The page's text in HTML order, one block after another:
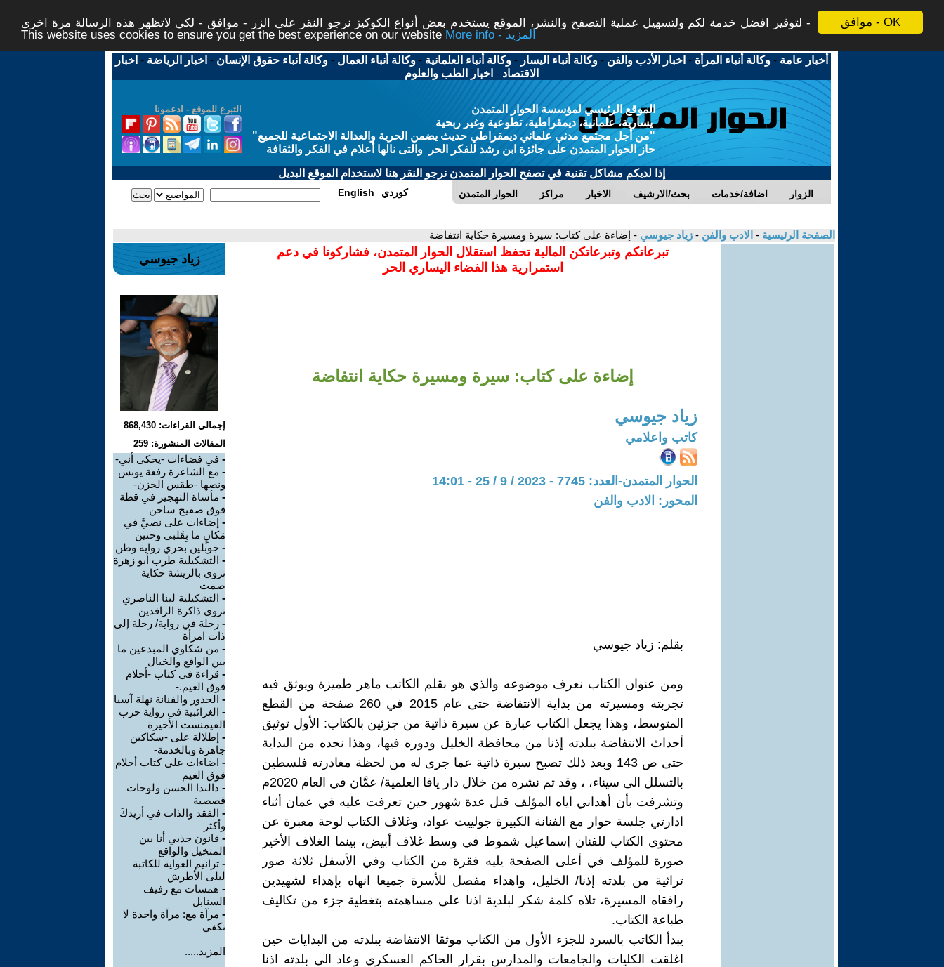
موافق - OK
لتوفير افضل خدمة لكم ولتسهيل عملية التصفح والنشر، الموقع يستخدم بعض أنواع الكوكيز نرجو النقر على الزر - موافق - لكي لاتظهر هذه الرسالة مرة اخرى -
This website uses cookies to ensure you get the best experience on our website
More info - المزيد
أخبار عامة -وكالة أنباء المرأة - اخبار الأدب والفن -وكالة أنباء اليسار -وكالة أنباء العلمانية -وكالة أنباء العمال -وكالة أنباء حقوق الإنسان - اخبار الرياضة - اخبار
الاقتصاد - اخبار الطب والعلوم
التبرع للموقع - ادعمونا
الموقع الرئيسي لمؤسسة الحوار المتمدن
يسارية، علمانية، ديمقراطية، تطوعية وغير ربحية
"من أجل مجتمع مدني علماني ديمقراطي حديث يضمن الحرية والعدالة الاجتماعية للجميع"
حاز الحوار المتمدن على جائزة ابن رشد للفكر الحر والتى نالها أعلام في الفكر والثقافة
إذا لديكم مشاكل تقنية في تصفح الحوار المتمدن نرجو النقر هنا لاستخدام الموقع البديل
الحوار المتمدن مراكز الاخبار بحث/الارشيف اضافة/خدمات الزوار English كوردي
الصفحة الرئيسية - الادب والفن - زياد جيوسي - إضاءة على كتاب: سيرة ومسيرة حكاية انتفاضة
تبرعاتكم وتبرعاتكن المالية تحفظ استقلال الحوار المتمدن، فشاركونا في دعم
استمرارية هذا الفضاء اليساري الحر
إضاءة على كتاب: سيرة ومسيرة حكاية انتفاضة
زياد جيوسي
كاتب واعلامي
الحوار المتمدن-العدد: 7745 - 2023 / 9 / 25 - 14:01
المحور: الادب والفن
بقلم: زياد جيوسي
ومن عنوان الكتاب نعرف موضوعه والذي هو بقلم الكاتب ماهر طميزة ويوثق فيه
تجربته ومسيرته من بداية الانتفاضة حتى عام 2015 في 260 صفحة من القطع
المتوسط، وهذا يجعل الكتاب عبارة عن سيرة ذاتية من جزئين بالكتاب: الأول توثيق
أحداث الانتفاضة ببلدته إذنا من محافظة الخليل ودوره فيها، وهذا نجده من البداية
حتى ص 143 وبعد ذلك تصبح سيرة ذاتية عما جرى له من لحظة مغادرته فلسطين
بالتسلل الى سيناء، ، وقد تم نشره من خلال دار يافا العلمية/ عمَّان في العام 2020م
وتشرفت بأن أهداني اياه المؤلف قبل عدة شهور حين تعرفت عليه في عمان أثناء
ادارتي جلسة حوار مع الفنانة الكبيرة جولييت عواد، وغلاف الكتاب لوحة معبرة عن
محتوى الكتاب للفنان إسماعيل شموط في وسط غلاف أبيض، بينما الغلاف الأخير
صورة للمؤلف في أعلى الصفحة يليه فقرة من الكتاب وفي الأسفل ثلاثة صور
تراثية من بلدته إذنا/ الخليل، واهداء مفصل للأسرة جميعا انهاه بإهداء لشهيدين
رافقاه المسيرة، تلاه كلمة شكر لبلدية اذنا على مساهمته بتغطية جزء من تكاليف
طباعة الكتاب.
يبدأ الكاتب بالسرد للجزء الأول من الكتاب موثقا الانتفاضة ببلدته من البدايات حين
اغلقت الكليات والجامعات والمدارس بقرار الحاكم العسكري وعاد الى بلدته اذنا
زياد جيوسي
إجمالي القراءات: 868,430
المقالات المنشورة: 259
- في فضاءات -يحكى أني-
- مع الشاعرة رفعة يونس
ونصها -طقس الحزن-
- مأساة التهجير في قطة
فوق صفيح ساخن
- إضاءات على نصيَّ في
مَكانٍ ما بِقَلبي وحنين
- جوبلين بحري رواية وطن
- التشكيلية طرب أبو زهرة
تروي بالريشة حكاية
صمت
- التشكيلية لينا الناصري
تروي ذاكرة الرافدين
- رحلة في رواية/ رحلة إلى
ذات امرأة
- من شكاوي المبدعين ما
بين الواقع والخيال
- قراءة في كتاب -أحلام
فوق الغيم.-
- الجذور والفنانة نهلة آسيا
- الغرائبية في رواية حرب
الفيمنست الأخيرة
- إطلالة على -سكاكين
جاهزة وبالخدمة-
- اضاءات على كتاب أحلام
فوق الغيم
- دالندا الحسن ولوحات
قصصية
- الفقد والذات في أريدكَ
وأكثر
- قانون جذبي أنا بين
المتخيل والواقع
- ترانيم الغواية للكاتبة
ليلى الأطرش
- همسات مع رفيف
السنابل
- مرآة مع: مرآة واحدة لا
تكفي
المزيد.....